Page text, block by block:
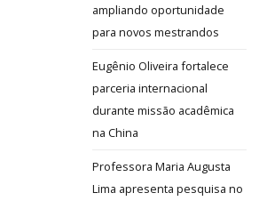
ampliando oportunidade
para novos mestrandos
Eugênio Oliveira fortalece
parceria internacional
durante missão acadêmica
na China
Professora Maria Augusta
Lima apresenta pesquisa no